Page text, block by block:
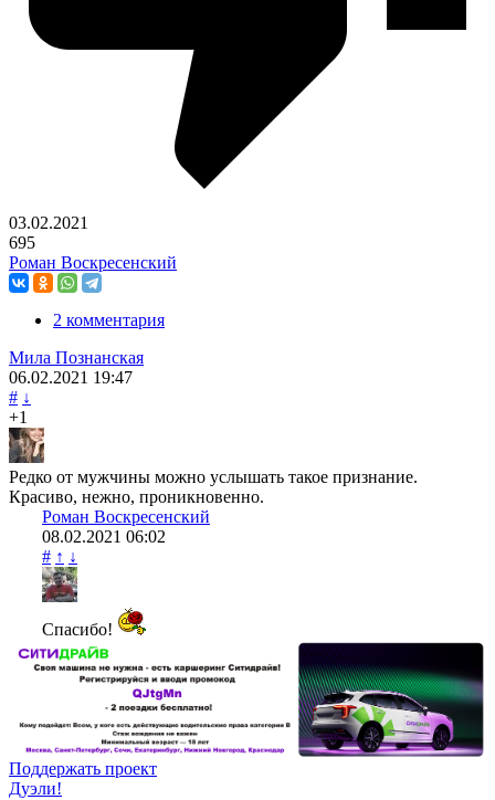
03.02.2021
695
Роман Воскресенский
2 комментария
Мила Познанская
06.02.2021 19:47
# ↓
+1
Редко от мужчины можно услышать такое признание.
Красиво, нежно, проникновенно.
Роман Воскресенский
08.02.2021 06:02
# ↑ ↓
Спасибо!
Поддержать проект
Дуэли!